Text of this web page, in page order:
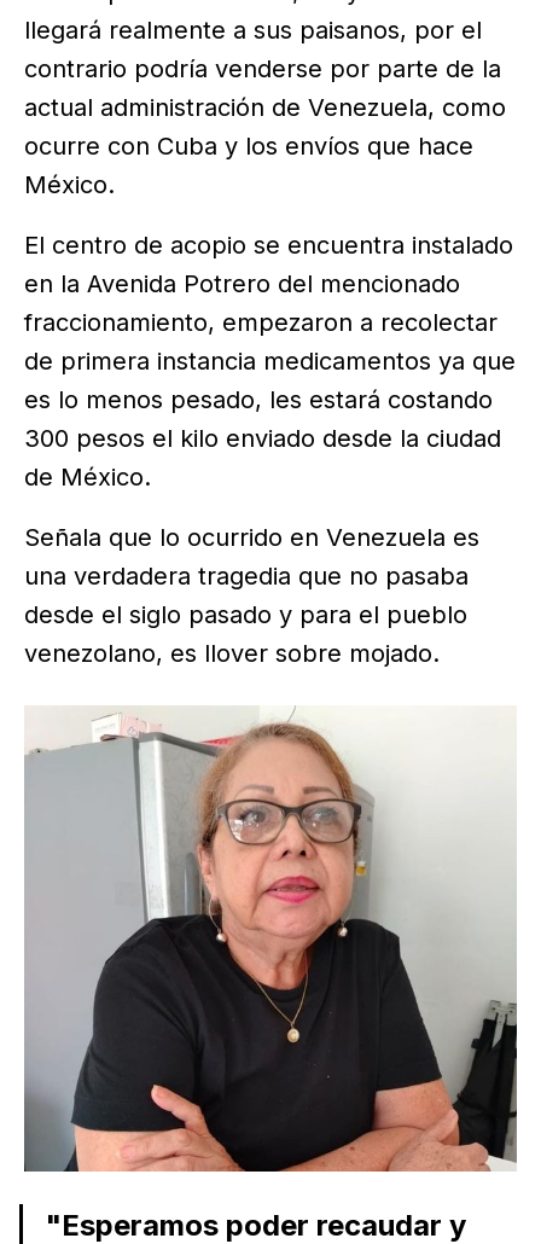
llegará realmente a sus paisanos, por el
contrario podría venderse por parte de la
actual administración de Venezuela, como
ocurre con Cuba y los envíos que hace
México.
El centro de acopio se encuentra instalado
en la Avenida Potrero del mencionado
fraccionamiento, empezaron a recolectar
de primera instancia medicamentos ya que
es lo menos pesado, les estará costando
300 pesos el kilo enviado desde la ciudad
de México.
Señala que lo ocurrido en Venezuela es
una verdadera tragedia que no pasaba
desde el siglo pasado y para el pueblo
venezolano, es llover sobre mojado.
"Esperamos poder recaudar y